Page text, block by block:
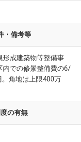
・備考等
形成建築物等整備事
内での修景整備費の6/
角地は上限400万
の有無